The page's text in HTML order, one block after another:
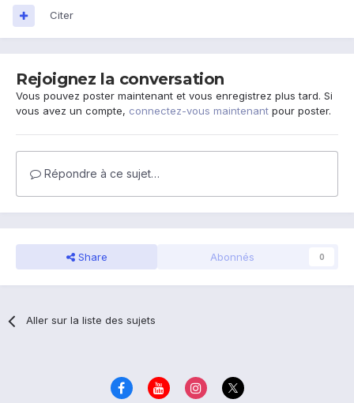
Citer
Rejoignez la conversation
Vous pouvez poster maintenant et vous enregistrez plus tard. Si
vous avez un compte, connectez-vous maintenant pour poster.
Répondre à ce sujet…
Share Abonnés 0
Aller sur la liste des sujets